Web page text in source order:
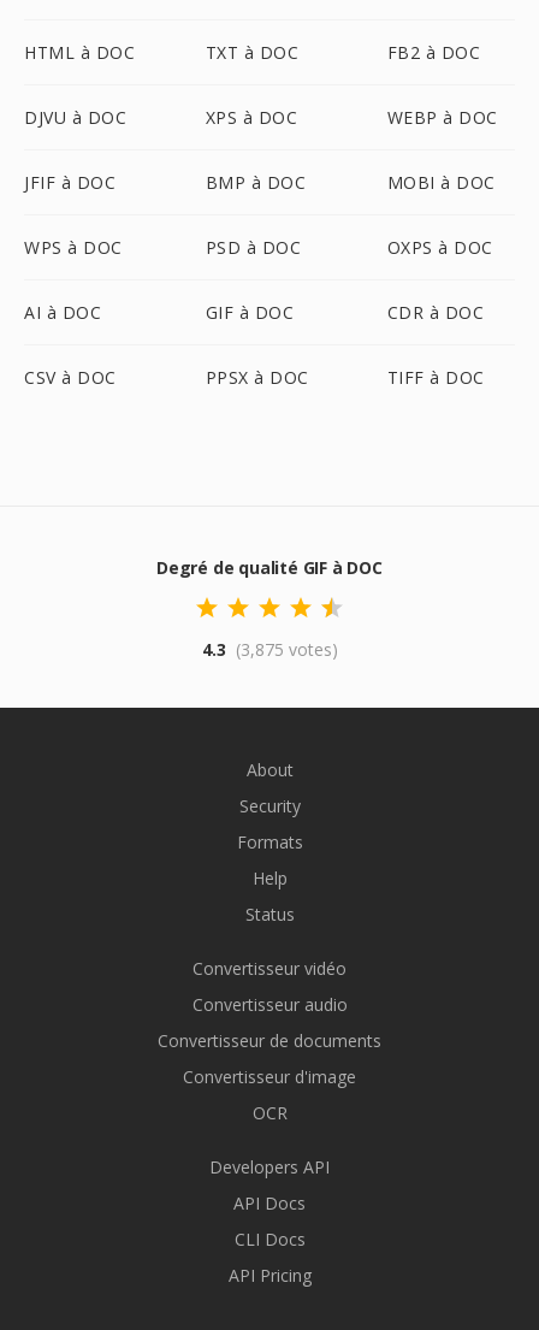
HTML à DOC TXT à DOC FB2 à DOC
DJVU à DOC XPS à DOC WEBP à DOC
JFIF à DOC BMP à DOC MOBI à DOC
WPS à DOC PSD à DOC OXPS à DOC
AI à DOC GIF à DOC CDR à DOC
CSV à DOC PPSX à DOC TIFF à DOC
Degré de qualité GIF à DOC
4.3 (3,875 votes)
About
Security
Formats
Help
Status
Convertisseur vidéo
Convertisseur audio
Convertisseur de documents
Convertisseur d'image
OCR
Developers API
API Docs
CLI Docs
API Pricing